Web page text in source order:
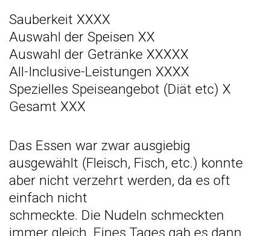
Sauberkeit XXXX
Auswahl der Speisen XX
Auswahl der Getränke XXXXX
All-Inclusive-Leistungen XXXX
Spezielles Speiseangebot (Diät etc) X
Gesamt XXX
Das Essen war zwar ausgiebig
ausgewählt (Fleisch, Fisch, etc.) konnte
aber nicht verzehrt werden, da es oft
einfach nicht
schmeckte. Die Nudeln schmeckten